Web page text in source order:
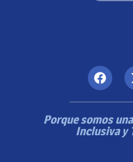
Porque somos
Inclusiva y